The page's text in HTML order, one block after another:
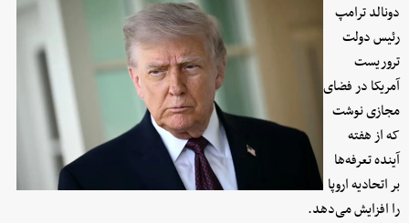
دونالد ترامپ
رئیس دولت
تروریست
آمریکا در فضای
مجازی نوشت
که از هفته
آینده تعرفه‌ها
بر اتحادیه اروپا
را افزایش می‌دهد.